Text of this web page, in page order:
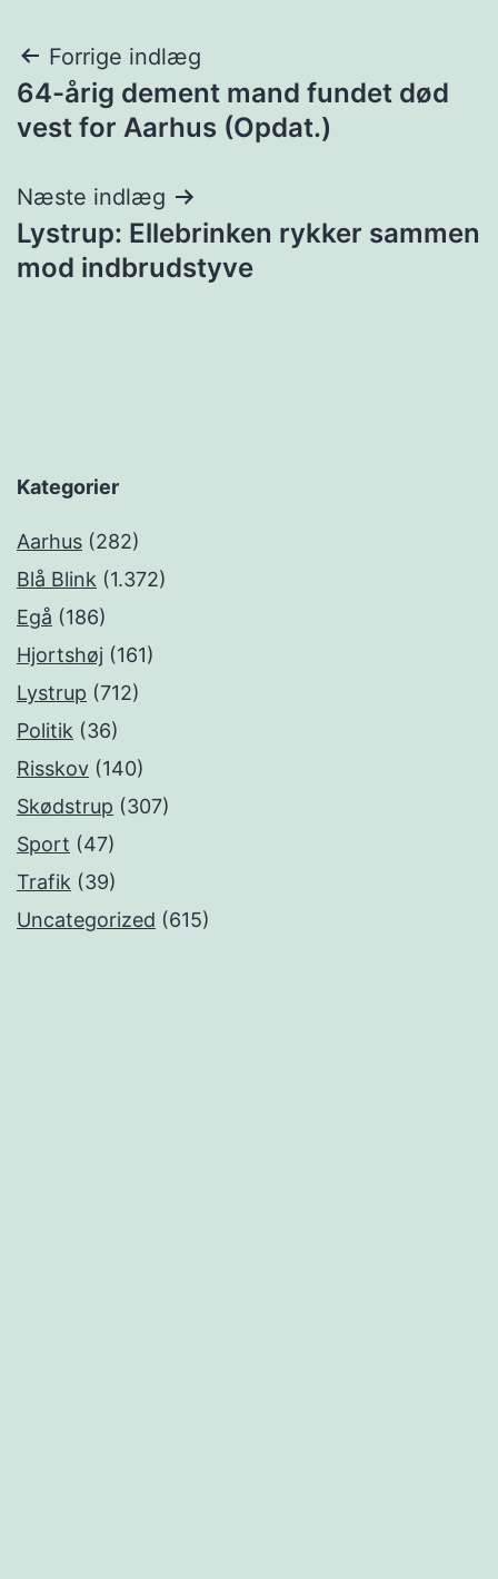
Indlægsnavigation
Forrige indlæg
64-årig dement mand fundet død
vest for Aarhus (Opdat.)
Næste indlæg
Lystrup: Ellebrinken rykker sammen
mod indbrudstyve
Kategorier
Aarhus (282)
Blå Blink (1.372)
Egå (186)
Hjortshøj (161)
Lystrup (712)
Politik (36)
Risskov (140)
Skødstrup (307)
Sport (47)
Trafik (39)
Uncategorized (615)